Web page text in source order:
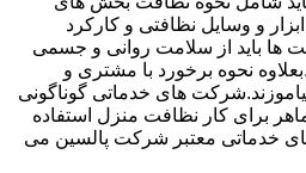
و وسایل نظافتی و کارکرد
ها باید از سلامت روانی و جسمی
نحوه برخورد با مشتری و
های خدماتی گوناگونی
برای کار نظافت منزل استفاده
خدماتی معتبر شرکت پالسین می